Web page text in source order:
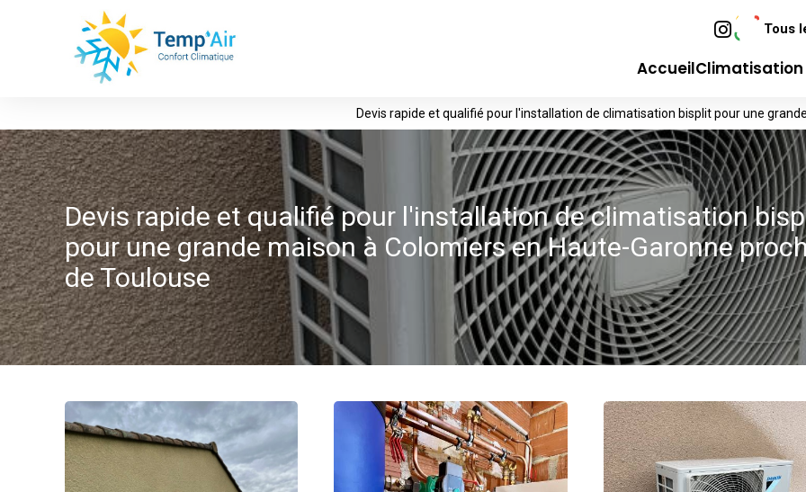
Tous
Accueil
Devis rapide et qualifié pour l'installation de climatisation bisplit pour une
Devis rapide et qualifié pour l'installation de climatisation
pour une grande maison à Colomiers en Haute-Garonne
de Toulouse
Panneau de gestion des cookies